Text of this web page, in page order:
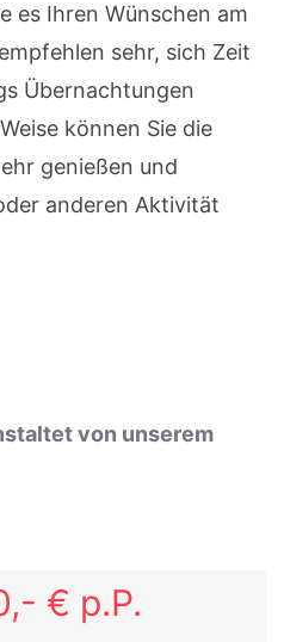
es Ihren Wünschen am
sehr, sich Zeit
Übernachtungen
können Sie die
genießen und
anderen Aktivität
von unserem
€ p.P.